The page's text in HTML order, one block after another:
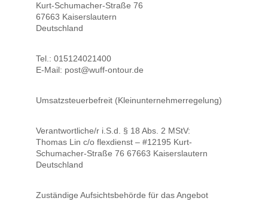
Kurt-Schumacher-Straße 76
67663 Kaiserslautern
Deutschland
Tel.: 015124021400
E-Mail: post@wuff-ontour.de
Umsatzsteuerbefreit (Kleinunternehmerregelung)
Verantwortliche/r i.S.d. § 18 Abs. 2 MStV:
Thomas Lin c/o flexdienst – #12195 Kurt-
Schumacher-Straße 76 67663 Kaiserslautern
Deutschland
Zuständige Aufsichtsbehörde für das Angebot